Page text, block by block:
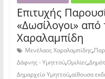
Επιτυχής
«Δωσίλογοι»
Χαραλαμπίδη
Μενέλαος Χαραλαμπίδης,
Δάφνης - Υμηττού,Ομιλίες,
Δημαρχείο Υμηττού,αίθουσα